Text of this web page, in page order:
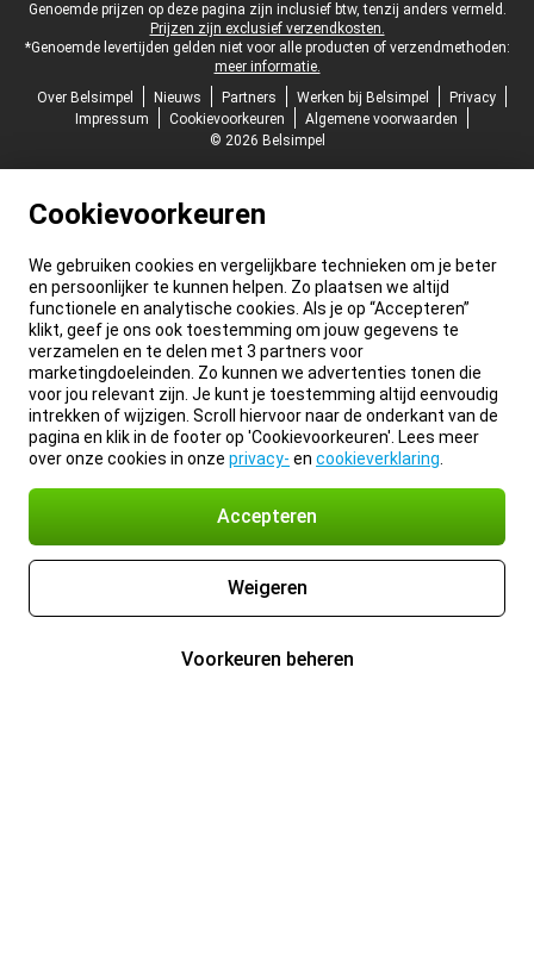
Juridische voettekst
Genoemde prijzen op deze pagina zijn inclusief btw, tenzij anders vermeld.
Prijzen zijn exclusief verzendkosten.
*Genoemde levertijden gelden niet voor alle producten of verzendmethoden:
meer informatie.
Over Belsimpel
Nieuws Partners Werken bij Belsimpel
Privacy
Impressum
Cookievoorkeuren
Algemene voorwaarden
© 2026 Belsimpel
Cookievoorkeuren
We gebruiken cookies en vergelijkbare technieken om je beter
en persoonlijker te kunnen helpen. Zo plaatsen we altijd
functionele en analytische cookies. Als je op “Accepteren”
klikt, geef je ons ook toestemming om jouw gegevens te
verzamelen en te delen met 3 partners voor
marketingdoeleinden. Zo kunnen we advertenties tonen die
voor jou relevant zijn. Je kunt je toestemming altijd eenvoudig
intrekken of wijzigen. Scroll hiervoor naar de onderkant van de
pagina en klik in de footer op 'Cookievoorkeuren'. Lees meer
over onze cookies in onze privacy- en cookieverklaring
Accepteren
Weigeren
Voorkeuren beheren